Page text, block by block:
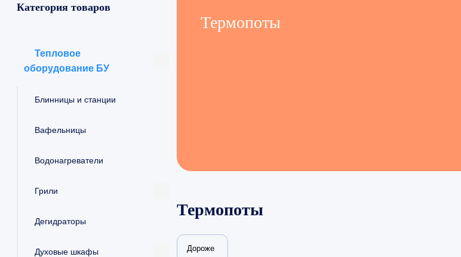
Категория товаров
Тепловое
оборудование БУ
Блинницы и станции
Вафельницы
Водонагреватели
Грили
Дегидраторы
Духовые шкафы
Термопоты
Термопоты
Дороже